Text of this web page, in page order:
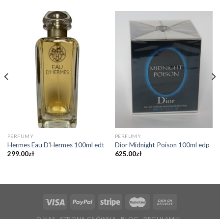
PERFUMY
Hermes Eau D’Hermes 100ml edt
299.00zł
PERFUMY
Dior Midnight Poison 100ml edp
625.00zł